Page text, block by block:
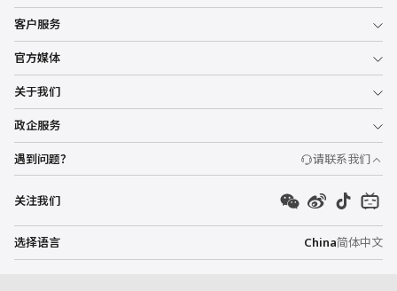
客户服务
官方媒体
关于我们
政企服务
遇到问题？ 请联系我们
关注我们
选择语言 China简体中文